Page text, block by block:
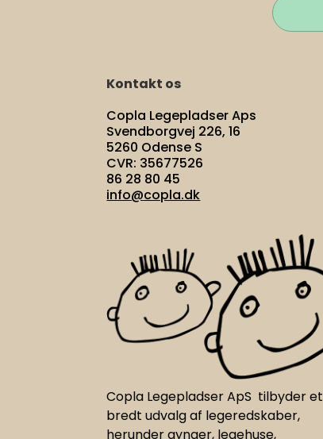
Kontakt os
Copla Legepladser Aps
Svendborgvej 226, 16
5260 Odense S
CVR: 35677526
86 28 80 45
info@copla.dk
Copla Legepladser ApS tilbyder et
bredt udvalg af legeredskaber,
herunder gynger, legehuse,